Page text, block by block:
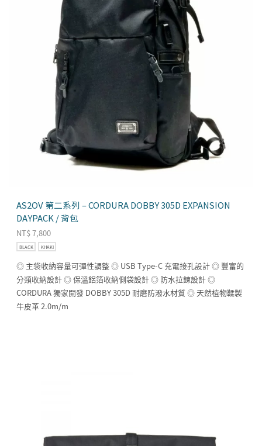
AS2OV 第二系列 – CORDURA DOBBY 305D EXPANSION
DAYPACK / 背包
NT$7,800
BLACK KHAKI
◎ 主袋收納容量可彈性調整 ◎ USB Type-C 充電接孔設計 ◎ 豐富的
分類收納設計 ◎ 保溫鋁箔收納側袋設計 ◎ 防水拉鍊設計 ◎
CORDURA 獨家開發 DOBBY 305D 耐磨防潑水材質 ◎ 天然植物鞣製
牛皮革 2.0m/m